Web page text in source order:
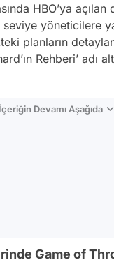
HBO’ya açılan
yöneticilere
planların
Rehberi’ adı
İçeriğin Devamı Aşağıda
Game of